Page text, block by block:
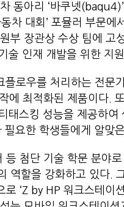
동아리 ‘바쿠넷
차 대회’ 포뮬러 부문에
부 장관상 수상 팀에 고
인재 개발을 위한 지
로우를 처리하는 전문
에 최적화된 제품이다.
태스킹 성능을 제공하여
요한 학생들에게 알맞
첨단 기술 학문 분야로
역할을 강화하고 있다.
‘Z by HP 워크스테이